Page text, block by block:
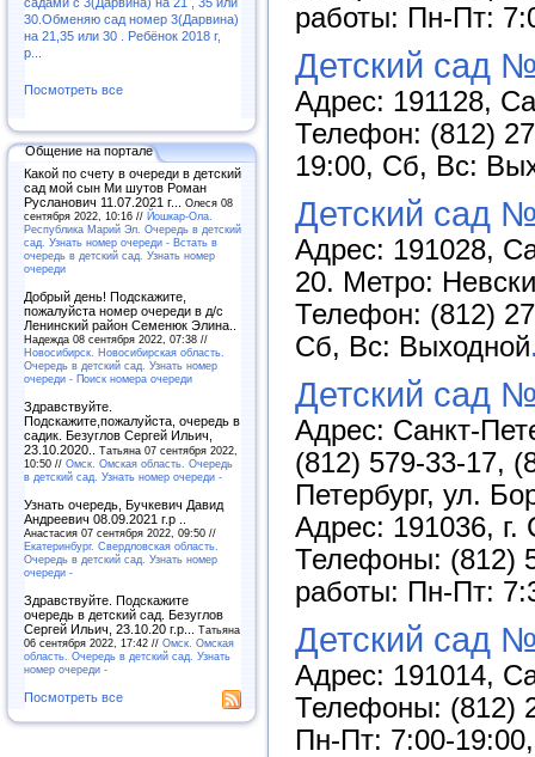
30.Обменяю сад номер 3(Дарвина)
на 21,35 или 30 . Ребёнок 2018 г,
р...
Посмотреть все
Общение на портале
Какой по счету в очереди в детский
сад мой сын Ми шутов Роман
Русланович 11.07.2021 г... Олеся 08
сентября 2022, 10:16 // Йошкар-Ола.
Республика Марий Эл. Очередь в детский
сад. Узнать номер очереди - Встать в
очередь в детский сад. Узнать номер
очереди
Добрый день! Подскажите,
пожалуйста номер очереди в д/с
Ленинский район Семенюк Элина..
Надежда 08 сентября 2022, 07:38 //
Новосибирск. Новосибирская область.
Очередь в детский сад. Узнать номер
очереди - Поиск номера очереди
Здравствуйте.
Подскажите,пожалуйста, очередь в
садик. Безуглов Сергей Ильич,
23.10.2020.. Татьяна 07 сентября 2022,
10:50 // Омск. Омская область. Очередь
в детский сад. Узнать номер очереди -
Узнать очередь, Бучкевич Давид
Андреевич 08.09.2021 г.р ..
Анастасия 07 сентября 2022, 09:50 //
Екатеринбург. Свердловская область.
Очередь в детский сад. Узнать номер
очереди -
Здравствуйте. Подскажите
очередь в детский сад. Безуглов
Сергей Ильич, 23.10.20 г.р... Татьяна
06 сентября 2022, 17:42 // Омск. Омская
область. Очередь в детский сад. Узнать
номер очереди -
Посмотреть все
работы: Пн-Пт:
Детский сад
Адрес: 191128,
Телефон: (812)
19:00, Сб, Вс:
Детский сад
Адрес: 191028,
20. Метро:
Телефон: (812)
Сб, Вс: Выходной
Детский сад
Адрес: Санкт-
(812) 579-33-17,
Петербург, ул.
Адрес: 191036, г.
Телефоны: (812)
работы: Пн-Пт:
Детский сад
Адрес: 191014,
Телефоны: (812)
Пн-Пт: 7:00-